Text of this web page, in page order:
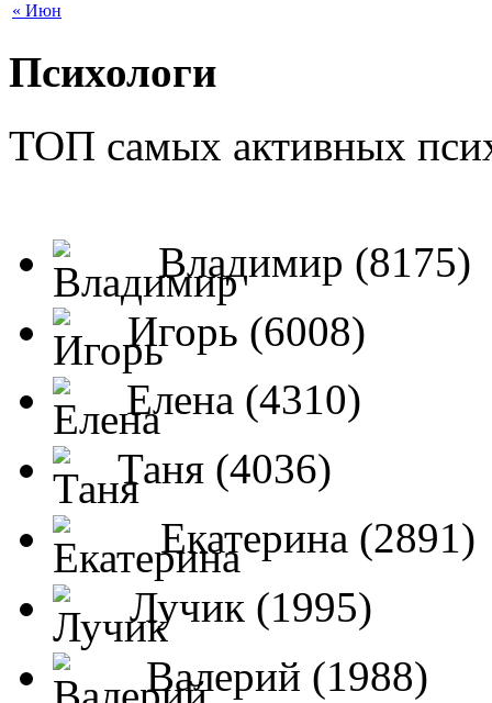
« Июн
Психологи
ТОП самых активных
Владимир (8175)
Игорь (6008)
Елена (4310)
Таня (4036)
Екатерина (2891)
Лучик (1995)
Валерий (1988)